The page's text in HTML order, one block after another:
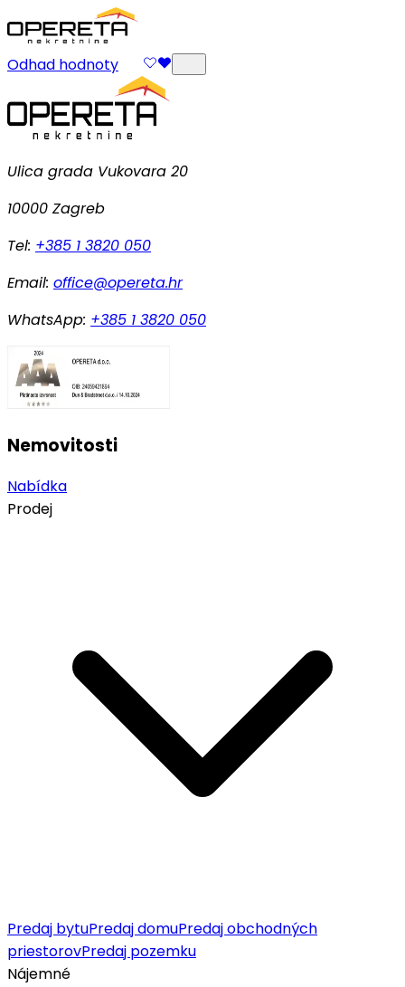
Odhad hodnoty
Ulica grada Vukovara 20
10000 Zagreb
Tel: +385 1 3820 050
Email: office@opereta.hr
WhatsApp: +385 1 3820 050
Nemovitosti
Nabídka
Prodej
Predaj bytuPredaj domuPredaj obchodných
priestorovPredaj pozemku
Nájemné